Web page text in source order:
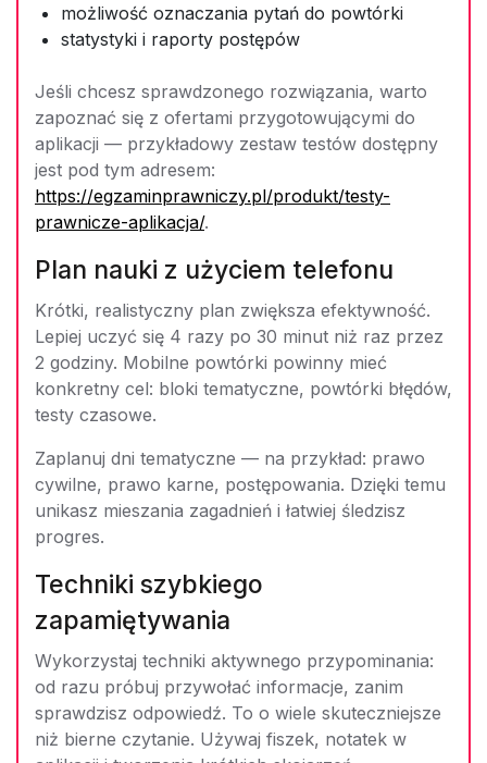
możliwość oznaczania pytań do powtórki
statystyki i raporty postępów
Jeśli chcesz sprawdzonego rozwiązania, warto
zapoznać się z ofertami przygotowującymi do
aplikacji — przykładowy zestaw testów dostępny
jest pod tym adresem:
https://egzaminprawniczy.pl/produkt/testy-
prawnicze-aplikacja/.
Plan nauki z użyciem telefonu
Krótki, realistyczny plan zwiększa efektywność.
Lepiej uczyć się 4 razy po 30 minut niż raz przez
2 godziny. Mobilne powtórki powinny mieć
konkretny cel: bloki tematyczne, powtórki błędów,
testy czasowe.
Zaplanuj dni tematyczne — na przykład: prawo
cywilne, prawo karne, postępowania. Dzięki temu
unikasz mieszania zagadnień i łatwiej śledzisz
progres.
Techniki szybkiego
zapamiętywania
Wykorzystaj techniki aktywnego przypominania:
od razu próbuj przywołać informacje, zanim
sprawdzisz odpowiedź. To o wiele skuteczniejsze
niż bierne czytanie. Używaj fiszek, notatek w